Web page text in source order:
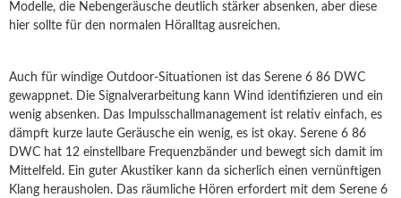
Modelle, die Nebengeräusche deutlich stärker absenken, aber diese
hier sollte für den normalen Höralltag ausreichen.
Auch für windige Outdoor-Situationen ist das Serene 6 86 DWC
gewappnet. Die Signalverarbeitung kann Wind identifizieren und ein
wenig absenken. Das Impulsschallmanagement ist relativ einfach, es
dämpft kurze laute Geräusche ein wenig, es ist okay. Serene 6 86
DWC hat 12 einstellbare Frequenzbänder und bewegt sich damit im
Mittelfeld. Ein guter Akustiker kann da sicherlich einen vernünftigen
Klang herausholen. Das räumliche Hören erfordert mit dem Serene 6